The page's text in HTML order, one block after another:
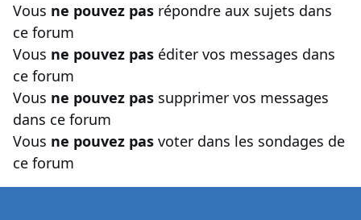
Vous ne pouvez pas répondre aux sujets dans
ce forum
Vous ne pouvez pas éditer vos messages dans
ce forum
Vous ne pouvez pas supprimer vos messages
dans ce forum
Vous ne pouvez pas voter dans les sondages de
ce forum